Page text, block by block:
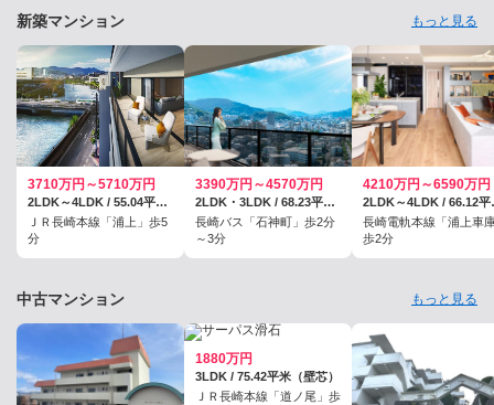
新築マンション もっと見る
3710万円～5710万円
2LDK～4LDK / 55.04平米～81.2平米
ＪＲ長崎本線「浦上」歩5
分
3390万円～4570万円
2LDK・3LDK / 68.23平米～82.42平米
長崎バス「石神町」歩2分
～3分
4210万円～6590万円
長崎電軌本線「浦上車
歩2分
中古マンション もっと見る
1880万円
3LDK / 75.42平米（壁芯）
ＪＲ長崎本線「道ノ尾」歩